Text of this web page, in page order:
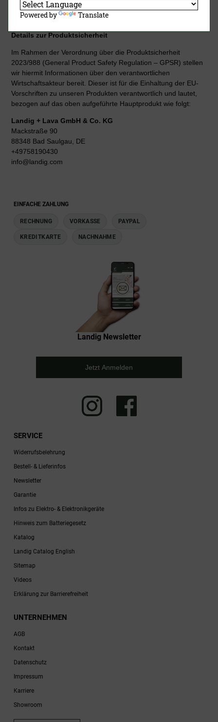
Details zur Produktsicherheit
Im Rahmen der Verordnung über die Produktsicherheit
2023/988 (General Product Safety Regulation – GPSR) stellen
wir hiermit Informationen über den verantwortlichen
Wirtschaftsakteur bereit. Dieser ist für die Einhaltung der EU-
Vorschriften zu unseren Produkten verantwortlich und lautet,
bezogen auf das oben aufgeführte Hauptprodukt wie folgt:
Landig + Lava GmbH & Co. KG
Mackstraße 90
88348 Bad Saulgau, DE
+49758190430
info@landig.com
EINFACHE ZAHLUNG
RECHNUNG VORKASSE PAYPAL
KREDITKARTE NACHNAHME
Landig Newsletter
Jetzt Anmelden
SERVICE
Widerrufsbelehrung
Bestell- & Lieferinfos
Newsletter
Garantie
Infos zu Elektro- & Elektronikgeräte
Hinweis zum Batteriegesetz
Katalog
Landig Catalog English
Sitemap
Videos
Erklärung zur Barrierefreiheit
UNTERNEHMEN
AGB
Kontakt
Datenschutz
Impressum
Karriere
Showroom
Powered by Translate